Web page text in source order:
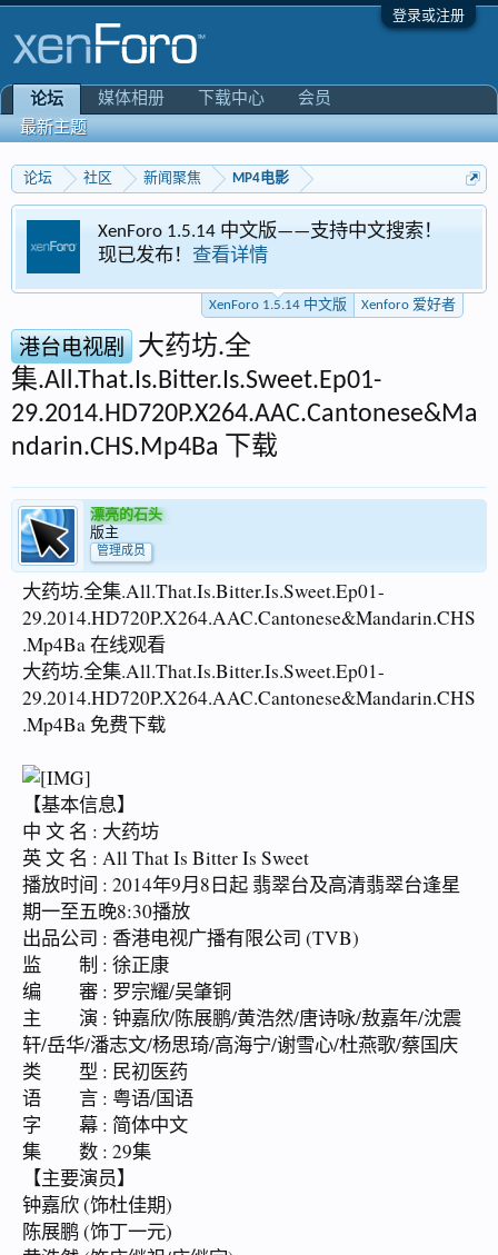
登录或注册
论坛 社区 新闻聚焦 MP4电影
XenForo 1.5.14 中文版——支持中文搜索！
现已发布！ 查看详情
XenForo 1.5.14 中文版 Xenforo 爱好者
港台电视剧
大药坊.全
集.All.That.Is.Bitter.Is.Sweet.Ep01-
29.2014.HD720P.X264.AAC.Cantonese&Ma
ndarin.CHS.Mp4Ba 下载
漂亮的石头
版主
管理成员
大药坊.全集.All.That.Is.Bitter.Is.Sweet.Ep01-
29.2014.HD720P.X264.AAC.Cantonese&Mandarin.CHS
.Mp4Ba 在线观看
大药坊.全集.All.That.Is.Bitter.Is.Sweet.Ep01-
29.2014.HD720P.X264.AAC.Cantonese&Mandarin.CHS
.Mp4Ba 免费下载
【基本信息】
中 文 名 : 大药坊
英 文 名 : All That Is Bitter Is Sweet
播放时间 : 2014年9月8日起 翡翠台及高清翡翠台逢星
期一至五晚8:30播放
出品公司 : 香港电视广播有限公司 (TVB)
监 制 : 徐正康
编 審 : 罗宗耀/吴肇铜
主 演 : 钟嘉欣/陈展鹏/黄浩然/唐诗咏/敖嘉年/沈震
轩/岳华/潘志文/杨思琦/高海宁/谢雪心/杜燕歌/蔡国庆
类 型 : 民初医药
语 言 : 粤语/国语
字 幕 : 简体中文
集 数 : 29集
【主要演员】
钟嘉欣 (饰杜佳期)
陈展鹏 (饰丁一元)
论坛
最新主题
媒体相册 下载中心 会员